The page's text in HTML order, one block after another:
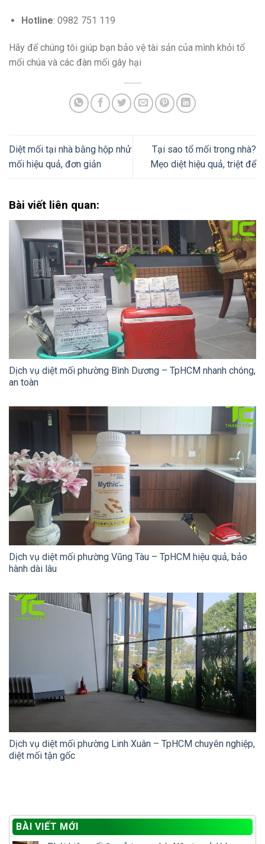
Hotline: 0982 751 119
Hãy để chúng tôi giúp bạn bảo vệ tài sản của mình khỏi tổ
mối chúa và các đàn mối gây hại
Diệt mối tại nhà bằng hộp nhử
mối hiệu quả, đơn giản
Tại sao tổ mối trong nhà?
Mẹo diệt hiệu quả, triệt để
Bài viết liên quan:
Dịch vụ diệt mối phường Bình Dương – TpHCM nhanh chóng,
an toàn
Dịch vụ diệt mối phường Vũng Tàu – TpHCM hiệu quả, bảo
hành dài lâu
Dịch vụ diệt mối phường Linh Xuân – TpHCM chuyên nghiệp,
diệt mối tận gốc
BÀI VIẾT MỚI